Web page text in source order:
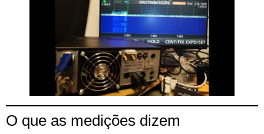
O que as medições dizem